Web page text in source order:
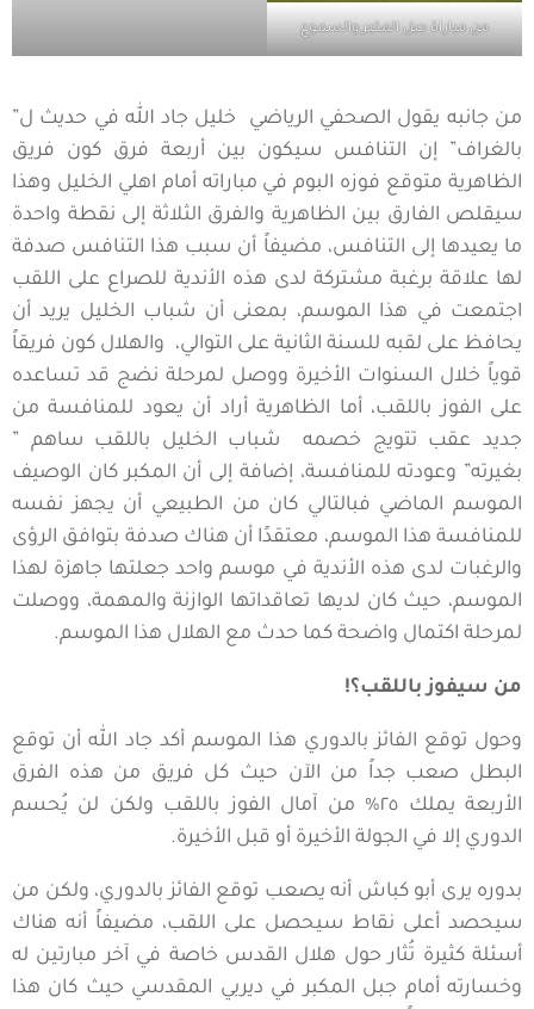
من مباراة جبل المكبر والسموع
من جانبه يقول الصحفي الرياضي خليل جاد الله في حديث ل”
بالغراف” إن التنافس سيكون بين أربعة فرق كون فريق
الظاهرية متوقع فوزه البوم في مباراته أمام اهلي الخليل وهذا
سيقلص الفارق بين الظاهرية والفرق الثلاثة إلى نقطة واحدة
ما يعيدها إلى التنافس، مضيفاً أن سبب هذا التنافس صدفة
لها علاقة برغبة مشتركة لدى هذه الأندية للصراع على اللقب
اجتمعت في هذا الموسم، بمعنى أن شباب الخليل يريد أن
يحافظ على لقبه للسنة الثانية على التوالي، والهلال كون فريقاً
قوياً خلال السنوات الأخيرة ووصل لمرحلة نضج قد تساعده
على الفوز باللقب، أما الظاهرية أراد أن يعود للمنافسة من
جديد عقب تتويج خصمه شباب الخليل باللقب ساهم ”
بغيرته” وعودته للمنافسة، إضافة إلى أن المكبر كان الوصيف
الموسم الماضي فبالتالي كان من الطبيعي أن يجهز نفسه
للمنافسة هذا الموسم، معتقدًا أن هناك صدفة بتوافق الرؤى
والرغبات لدى هذه الأندية في موسم واحد جعلتها جاهزة لهذا
الموسم، حيث كان لديها تعاقداتها الوازنة والمهمة، ووصلت
لمرحلة اكتمال واضحة كما حدث مع الهلال هذا الموسم.
من سيفوز باللقب؟!
وحول توقع الفائز بالدوري هذا الموسم أكد جاد الله أن توقع
البطل صعب جداً من الآن حيث كل فريق من هذه الفرق
الأربعة يملك ٢٥% من آمال الفوز باللقب ولكن لن يُحسم
الدوري إلا في الجولة الأخيرة أو قبل الأخيرة.
بدوره يرى أبو كباش أنه يصعب توقع الفائز بالدوري، ولكن من
سيحصد أعلى نقاط سيحصل على اللقب، مضيفاً أنه هناك
أسئلة كثيرة تُثار حول هلال القدس خاصة في آخر مبارتين له
وخسارته أمام جبل المكبر في ديربي المقدسي حيث كان هذا